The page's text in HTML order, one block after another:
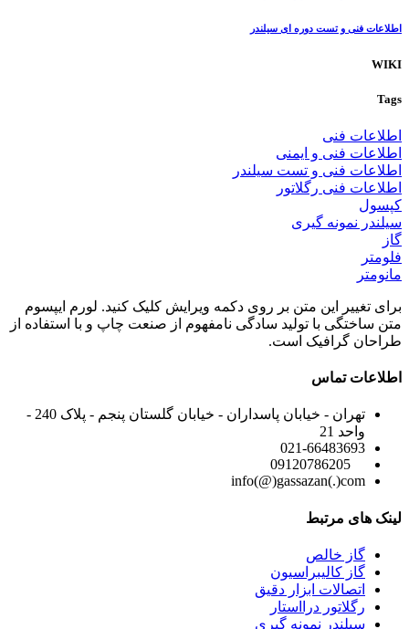
اطلاعات فنی و تست دوره ای سیلندر
WIKI
Tags
اطلاعات فنی
اطلاعات فنی و ایمنی
اطلاعات فنی و تست سیلندر
اطلاعات فنی رگلاتور
کپسول
سیلندر نمونه گیری
گاز
فلومتر
مانومتر
برای تغییر این متن بر روی دکمه ویرایش کلیک کنید. لورم ایپسوم
متن ساختگی با تولید سادگی نامفهوم از صنعت چاپ و با استفاده از
طراحان گرافیک است.
اطلاعات تماس
تهران - خیابان پاسداران - خیابان گلستان پنجم - پلاک 240 -
واحد 21
021-66483693
info(@)gassazan(.)com
لینک های مرتبط
گاز خالص
گاز کالیبراسیون
اتصالات ابزار دقیق
رگلاتور درااستار
سیلندر نمونه گیری